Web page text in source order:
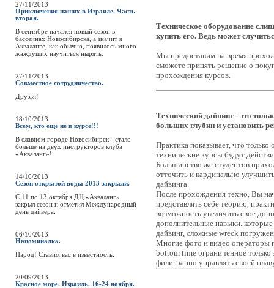
27/11/2013
Приключения наших в Израиле. Часть
вторая.
В сентябре начался новый сезон в
бассейнах Новосибирска, а значит в
Акваланге, как обычно, появилось много
жаждущих научиться нырять.
27/11/2013
Совместное сотрудничество.
Друзья!
18/10/2013
Всем, кто ещё не в курсе!!!
В славном городе Новосибирск - стало
больше на двух инструкторов клуба
«Акваланг»!
14/10/2013
Сезон открытой воды 2013 закрыли.
С 11 по 13 октября ДЦ «Акваланг»
закрыл сезон и отметил Международный
день дайвера.
06/10/2013
Напоминалка.
Народ! Ставим вас в известность.
20/09/2013
Красное море. Израиль. 16-24 ноября.
Техническое оборудование
купить его. Ведь может
Мы предоставим на время
сможете принять решение о
прохождения курсов.
Технический дайвинг - это
больших глубин и установить
Практика показывает, что
технические курсы будут
Большинство же студентов
отточить и кардинально
дайвинга.
После прохождения техно, Вы
представлять себе теорию,
возможность увеличить свое
дополнительные навыки.
дайвинг, сложные wreck
Многие фото и видео операторы
bottom time ограниченное только
филигранно управлять своей